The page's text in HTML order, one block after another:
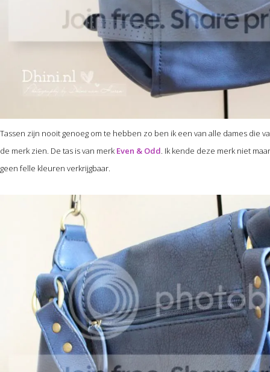
Tassen zijn nooit genoeg om te hebben zo ben ik een van alle dames die
de merk zien. De tas is van merkEven & Odd. Ik kende deze merk niet
geen felle kleuren verkrijgbaar.